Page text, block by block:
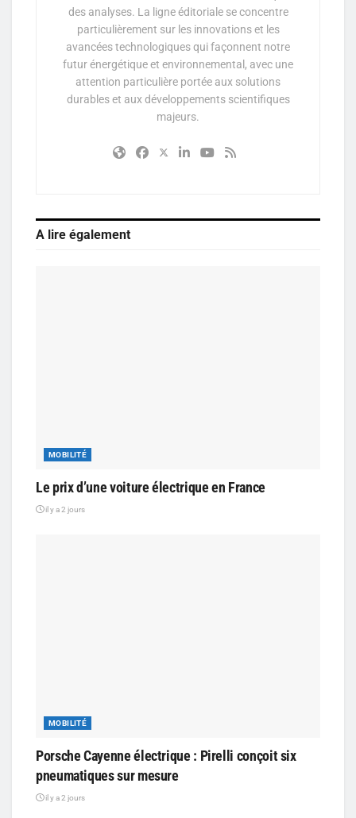
des analyses. La ligne éditoriale se concentre
particulièrement sur les innovations et les
avancées technologiques qui façonnent notre
futur énergétique et environnemental, avec une
attention particulière portée aux solutions
durables et aux développements scientifiques
majeurs.
A lire également
MOBILITÉ
Le prix d’une voiture électrique en France
il y a 2 jours
MOBILITÉ
Porsche Cayenne électrique : Pirelli conçoit six
pneumatiques sur mesure
il y a 2 jours